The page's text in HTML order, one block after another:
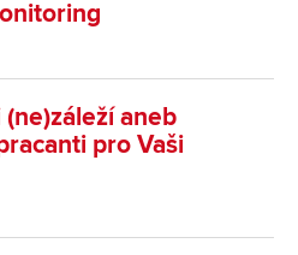
(ne)záleží aneb
pro Vaši